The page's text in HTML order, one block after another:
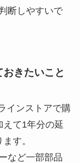
断しやすいで
きたいこと
インストアで購
えて1年分の延
す。
など一部部品